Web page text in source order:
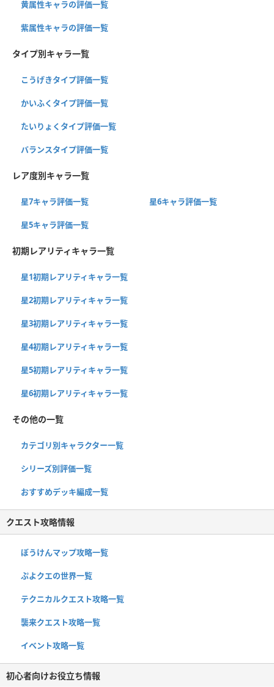
黄属性キャラの評価一覧
紫属性キャラの評価一覧
タイプ別キャラ一覧
こうげきタイプ評価一覧
かいふくタイプ評価一覧
たいりょくタイプ評価一覧
バランスタイプ評価一覧
レア度別キャラ一覧
星7キャラ評価一覧 星6キャラ評価一覧
星5キャラ評価一覧
初期レアリティキャラ一覧
星1初期レアリティキャラ一覧
星2初期レアリティキャラ一覧
星3初期レアリティキャラ一覧
星4初期レアリティキャラ一覧
星5初期レアリティキャラ一覧
星6初期レアリティキャラ一覧
その他の一覧
カテゴリ別キャラクター一覧
シリーズ別評価一覧
おすすめデッキ編成一覧
クエスト攻略情報
ぼうけんマップ攻略一覧
ぷよクエの世界一覧
テクニカルクエスト攻略一覧
襲来クエスト攻略一覧
イベント攻略一覧
初心者向けお役立ち情報